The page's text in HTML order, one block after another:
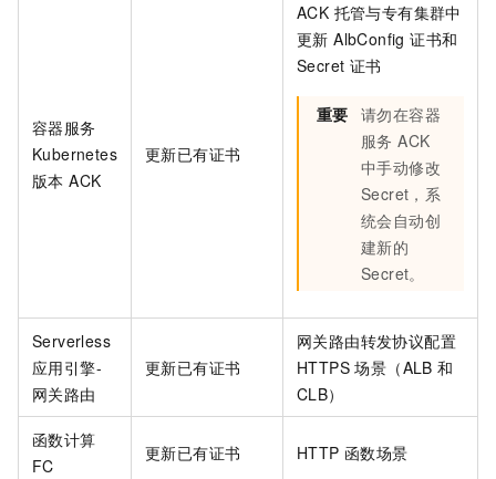
容器服务
Kubernetes
版本 ACK
更新已有证书
ACK 托管与专有集群中
更新 AlbConfig 证书和
Secret 证书
重要 请勿在容器
服务 ACK
中手动修改
Secret，系
统会自动创
建新的
Secret。
Serverless
应用引擎-
网关路由
更新已有证书
网关路由转发协议配置
HTTPS 场景（ALB 和
CLB）
函数计算
FC
更新已有证书 HTTP 函数场景